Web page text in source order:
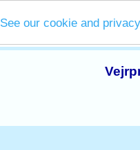
See our cookie and